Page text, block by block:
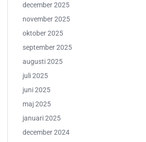
december 2025
november 2025
oktober 2025
september 2025
augusti 2025
juli 2025
juni 2025
maj 2025
januari 2025
december 2024